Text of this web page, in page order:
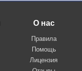
О нас
Правила
Помощь
Лицензия